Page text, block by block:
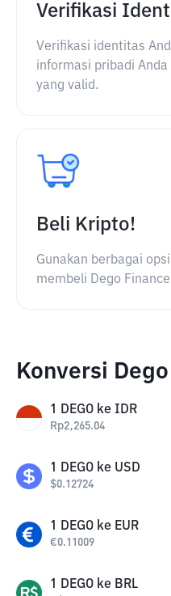
Verifikasi
Verifikasi identitas
informasi pribadi
yang valid.
Beli Kripto!
Gunakan berbagai
membeli Dego
Konversi
1 DEGO ke IDR
Rp2,265.04
1 DEGO ke USD
$0.12724
1 DEGO ke EUR
€0.11009
1 DEGO ke BRL